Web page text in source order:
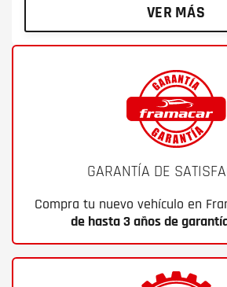
VER MÁS
GARANTÍA DE
Compra tu nuevo vehículo en
de hasta 3 años de